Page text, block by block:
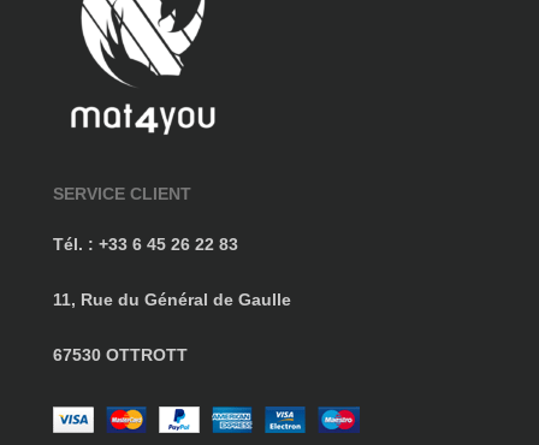
SERVICE CLIENT
Tél. : +33 6 45 26 22 83
11, Rue du Général de Gaulle
67530 OTTROTT